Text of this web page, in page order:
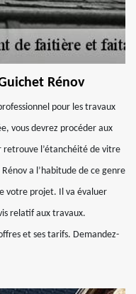
Rénov
pour les travaux
vous devrez procéder aux
retrouve l’étanchéité de vitre
a l’habitude de ce genre
votre projet. Il va évaluer
relatif aux travaux.
et ses tarifs. Demandez-